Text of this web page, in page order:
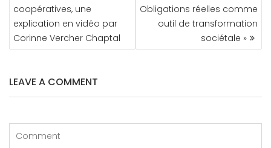
L’ARTICLE
coopératives, une
explication en vidéo par
Corinne Vercher Chaptal
Obligations réelles comme
outil de transformation
sociétale »
LEAVE A COMMENT